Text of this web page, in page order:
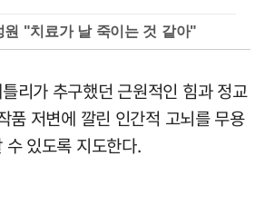
원 "치료가 날 죽이는 것 같아"
리가 추구했던 근원적인 힘과 정교
품 저변에 깔린 인간적 고뇌를 무용
있도록 지도한다.